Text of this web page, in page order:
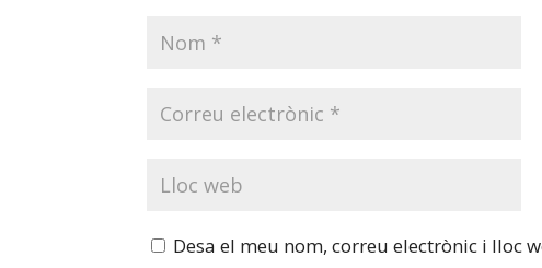
Desa el meu nom, correu electrònic i lloc